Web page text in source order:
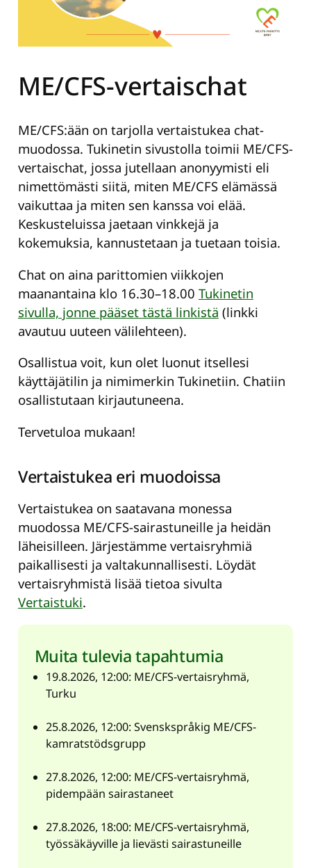
ME/CFS-vertaischat
ME/CFS:ään on tarjolla vertaistukea chat-
muodossa. Tukinetin sivustolla toimii ME/CFS-
vertaischat, jossa jutellaan anonyymisti eli
nimettömästi siitä, miten ME/CFS elämässä
vaikuttaa ja miten sen kanssa voi elää.
Keskusteluissa jaetaan vinkkejä ja
kokemuksia, kannustetaan ja tuetaan toisia.
Chat on aina parittomien viikkojen
maanantaina klo 16.30–18.00 Tukinetin
sivulla, jonne pääset tästä linkistä (linkki
avautuu uuteen välilehteen).
Osallistua voit, kun olet luonut itsellesi
käyttäjätilin ja nimimerkin Tukinetiin. Chatiin
osallistutaan kirjautuneena.
Tervetuloa mukaan!
Vertaistukea eri muodoissa
Vertaistukea on saatavana monessa
muodossa ME/CFS-sairastuneille ja heidän
läheisilleen. Järjestämme vertaisryhmiä
paikallisesti ja valtakunnallisesti. Löydät
vertaisryhmistä lisää tietoa sivulta
Vertaistuki.
Muita tulevia tapahtumia
19.8.2026, 12:00: ME/CFS-vertaisryhmä,
Turku
25.8.2026, 12:00: Svenskspråkig ME/CFS-
kamratstödsgrupp
27.8.2026, 12:00: ME/CFS-vertaisryhmä,
pidempään sairastaneet
27.8.2026, 18:00: ME/CFS-vertaisryhmä,
työssäkäyville ja lievästi sairastuneille